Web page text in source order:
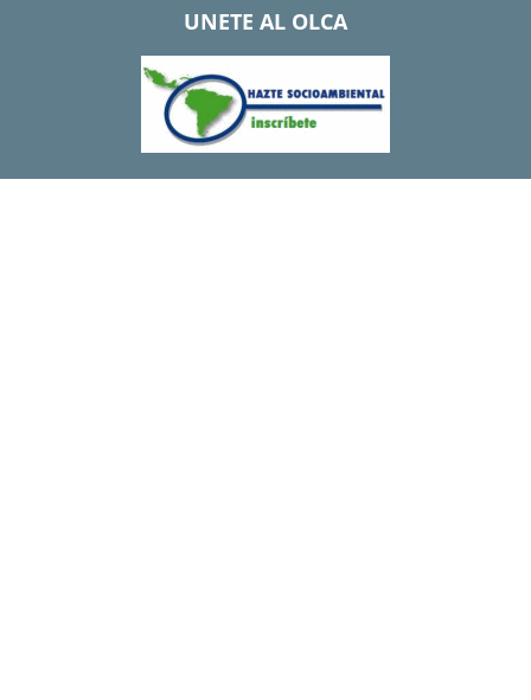
UNETE AL OLCA